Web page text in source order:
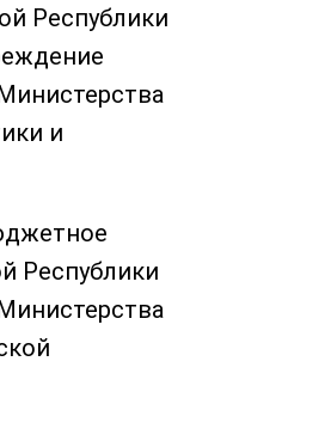
Республики
и
Республики